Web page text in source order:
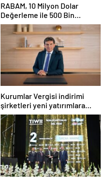
RABAM, 10 Milyon Dolar
Değerleme ile 500 Bin
Dolarlık Yatırım Aldı
Kurumlar Vergisi indirimi
şirketleri yeni yatırımlara
yönlendirecek